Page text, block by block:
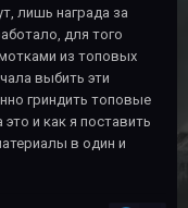
лишь награда за
для того
из топовых
выбить эти
гриндить топовые
и как я поставить
в один и